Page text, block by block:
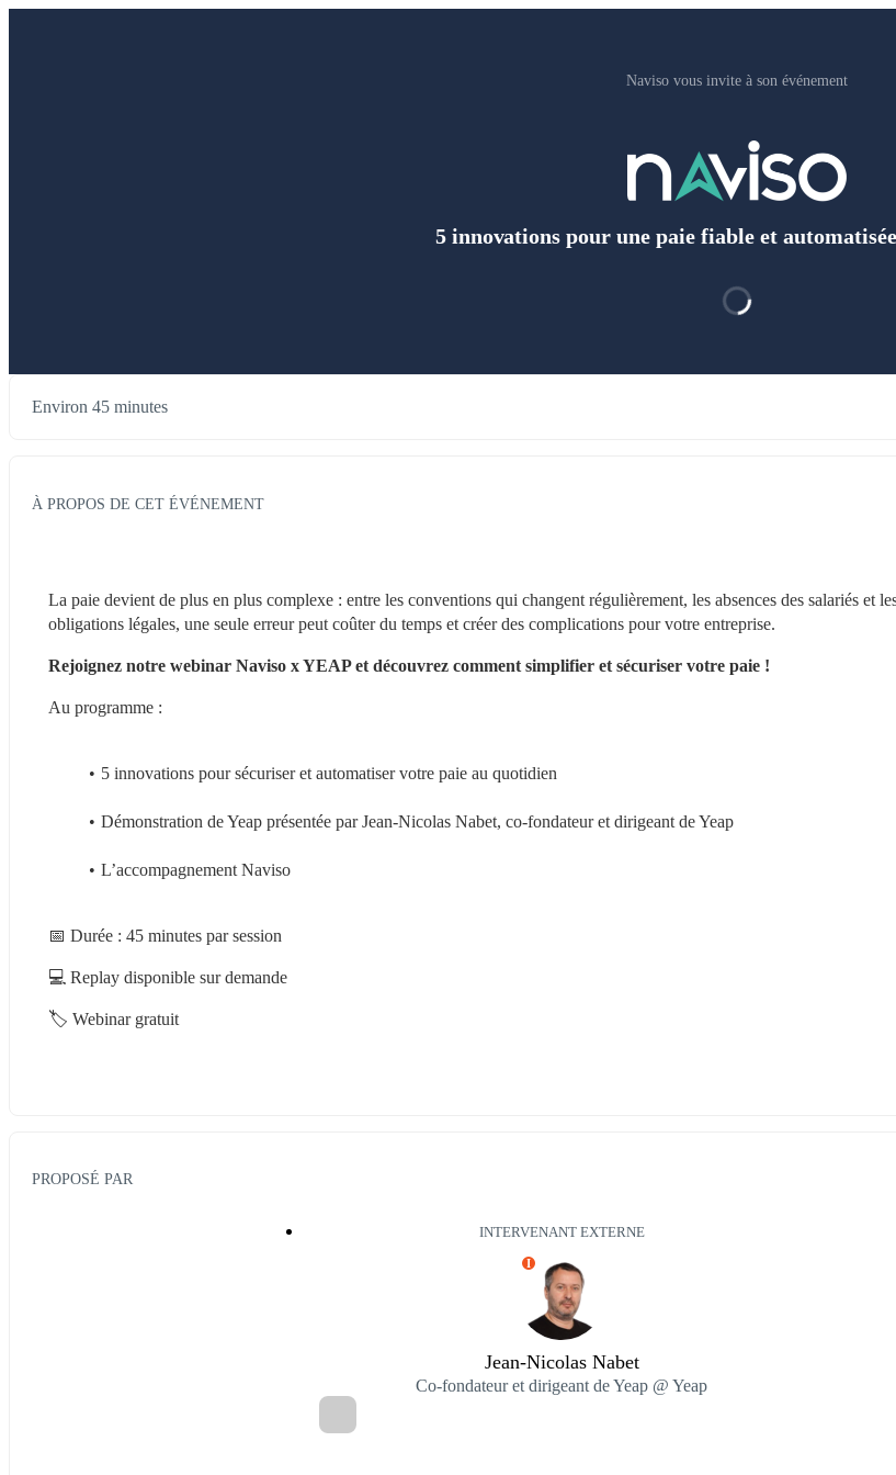
Naviso vous invite à son événement
5 innovations pour une paie fiable et automatisée
Environ 45 minutes
À PROPOS DE CET ÉVÉNEMENT
La paie devient de plus en plus complexe : entre les conventions qui changent régulièrement, les absences des salariés et
obligations légales, une seule erreur peut coûter du temps et créer des complications pour votre entreprise.
Rejoignez notre webinar Naviso x YEAP et découvrez comment simplifier et sécuriser votre paie !
Au programme :
5 innovations pour sécuriser et automatiser votre paie au quotidien
Démonstration de Yeap présentée par Jean-Nicolas Nabet, co-fondateur et dirigeant de Yeap
L’accompagnement Naviso
📅 Durée : 45 minutes par session
💻 Replay disponible sur demande
🏷️ Webinar gratuit
PROPOSÉ PAR
INTERVENANT EXTERNE
I
Jean-Nicolas Nabet
Co-fondateur et dirigeant de Yeap @ Yeap